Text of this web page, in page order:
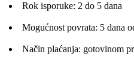
Rok isporuke: 2 do 5 dana
Mogućnost povrata: 5 dana
Način plaćanja: gotovinom